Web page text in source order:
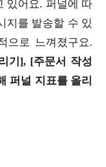
있어요. 퍼널에 따
지를 발송할 수 있
으로 느껴졌구요.
기], [주문서 작성
퍼널 지표를 올리